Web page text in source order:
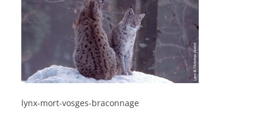
lynx-mort-vosges-braconnage